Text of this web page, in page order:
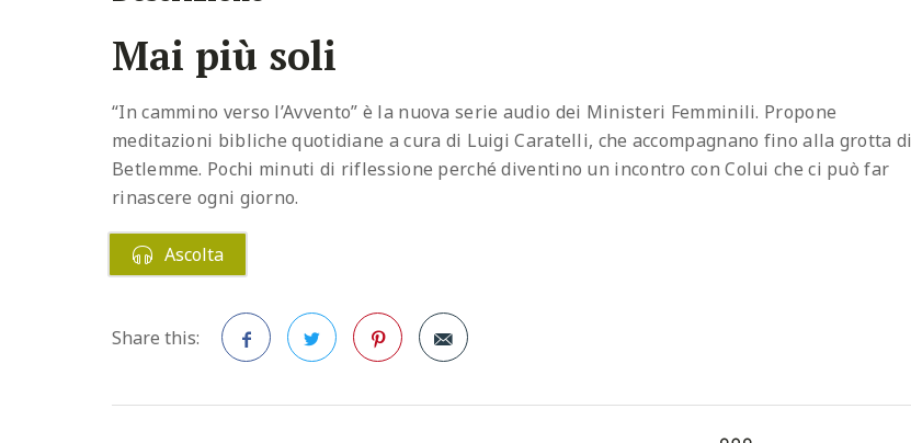
Mai più soli
“In cammino verso l’Avvento” è la nuova serie audio dei Ministeri Femminili. Propone
meditazioni bibliche quotidiane a cura di Luigi Caratelli, che accompagnano fino alla grotta di
Betlemme. Pochi minuti di riflessione perché diventino un incontro con Colui che ci può far
rinascere ogni giorno.
Ascolta
Share this: